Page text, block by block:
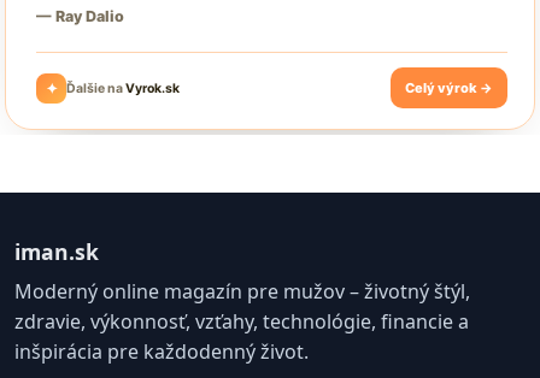
iman.sk
Moderný online magazín pre mužov – životný štýl,
zdravie, výkonnosť, vzťahy, technológie, financie a
inšpirácia pre každodenný život.